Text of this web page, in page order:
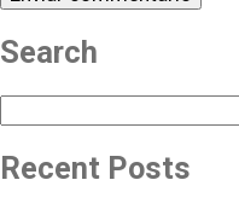
Search
Recent Posts